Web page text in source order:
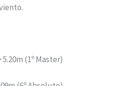
(1º Master)